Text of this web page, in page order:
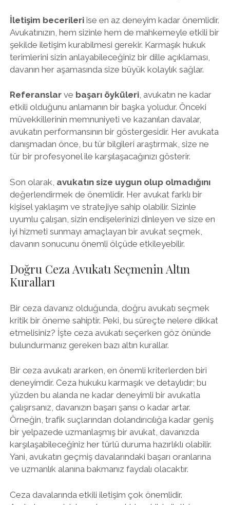
İletişim becerileriise en az deneyim kadar önemlidir.
Avukatınızın, hem sizinle hem de mahkemeyle etkili bir
şekilde iletişim kurabilmesi gerekir. Karmaşık hukuk
terimlerini sizin anlayabileceğiniz bir dille açıklaması,
davanın her aşamasında size büyük kolaylık sağlar.
Referanslarve başarı öyküleri, avukatın ne kadar
etkili olduğunu anlamanın bir başka yoludur. Önceki
müvekkillerinin memnuniyeti ve kazanılan davalar,
avukatın performansının bir göstergesidir. Her avukata
danışmadan önce, bu tür bilgileri araştırmak, size ne
tür bir profesyonel ile karşılaşacağınızı gösterir.
Son olarak, avukatın size uygun olup olmadığını
değerlendirmek de önemlidir. Her avukat farklı bir
kişisel yaklaşım ve stratejiye sahip olabilir. Sizinle
uyumlu çalışan, sizin endişelerinizi dinleyen ve size en
iyi hizmeti sunmayı amaçlayan bir avukat seçmek,
davanın sonucunu önemli ölçüde etkileyebilir.
Doğru Ceza Avukatı Seçmenin Altın
Kuralları
Bir ceza davanız olduğunda, doğru avukatı seçmek
kritik bir öneme sahiptir. Peki, bu süreçte nelere dikkat
etmelisiniz? İşte ceza avukatı seçerken göz önünde
bulundurmanız gereken bazı altın kurallar.
Bir ceza avukatı ararken, en önemli kriterlerden biri
deneyimdir. Ceza hukuku karmaşık ve detaylıdır; bu
yüzden bu alanda ne kadar deneyimli bir avukatla
çalışırsanız, davanızın başarı şansı o kadar artar.
Örneğin, trafik suçlarından dolandırıcılığa kadar geniş
bir yelpazede uzmanlaşmış bir avukat, davanızda
karşılaşabileceğiniz her türlü duruma hazırlıklı olabilir.
Yani, avukatın geçmiş davalarındaki başarı oranlarına
ve uzmanlık alanına bakmanız faydalı olacaktır.
Ceza davalarında etkili iletişim çok önemlidir.